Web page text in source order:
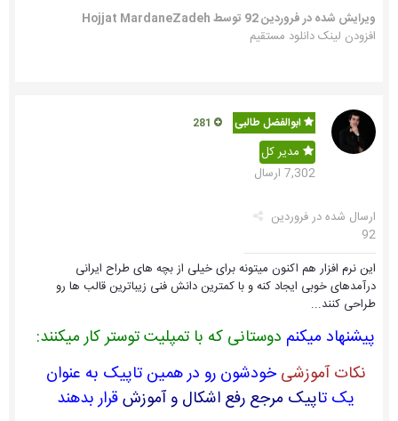
ویرایش شده درفروردین 92
توسط Hojjat MardaneZadeh
افزودن لینک دانلود مستقیم
ابوالفضل طالبی
مدیر کل
7,302 ارسال
ارسال شده درفروردین
92
این نرم افزار هم اکنون میتونه برای خیلی از بچه های طراح ایرانی
درآمدهای خوبی ایجاد کنه و با کمترین دانش فنی زیباترین قالب ها رو
طراحی کنند...
پیشنهاد میکنم دوستانی که با تمپلیت توستر کار میکنند:
نکات آموزشیخودشون رو در همین تاپیک به عنوان
یک تاپیک مرجع رفع اشکال و آموزشقرار بدهند